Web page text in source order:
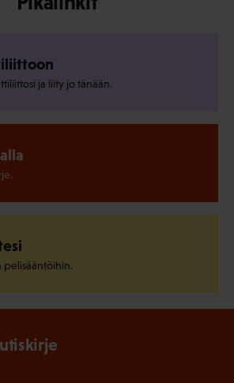
ja liity jo tänään.
pelisääntöihin.